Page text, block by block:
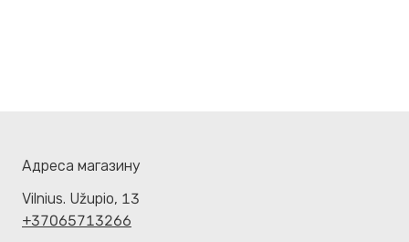
Адреса магазину
Vilnius. Užupio, 13
+37065713266